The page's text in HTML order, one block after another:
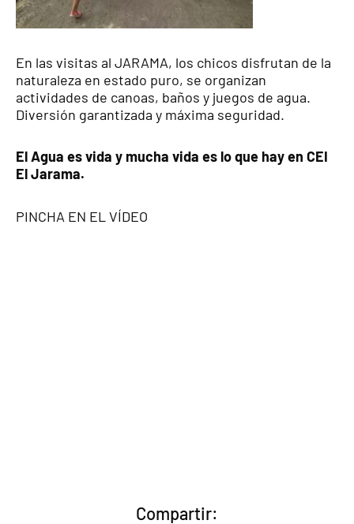
En las visitas al JARAMA, los chicos disfrutan de la
naturaleza en estado puro, se organizan
actividades de canoas, baños y juegos de agua.
Diversión garantizada y máxima seguridad.
El Agua es vida y mucha vida es lo que hay en CEI
El Jarama.
PINCHA EN EL VÍDEO
Compartir: